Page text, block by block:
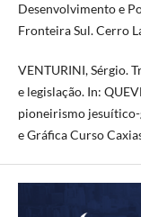
Desenvolvimento e
Fronteira Sul. Cerro
VENTURINI, Sérgio.
e legislação. In:
pioneirismo jesuítico-
e Gráfica Curso